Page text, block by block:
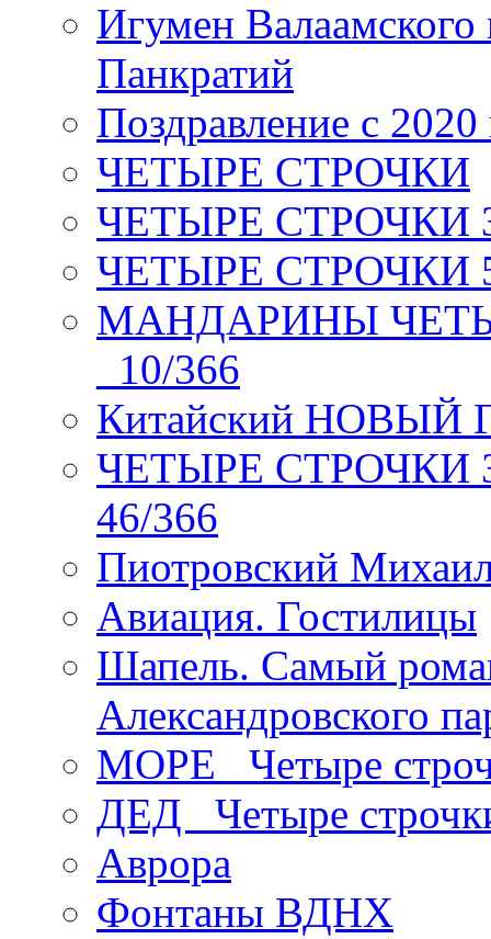
Игумен
Панкратий
Поздравление с 2020
ЧЕТЫРЕ СТРОЧКИ
ЧЕТЫРЕ СТРОЧКИ 3
ЧЕТЫРЕ СТРОЧКИ 5
МАНДАРИНЫ
_10/366
Китайский НОВЫЙ
ЧЕТЫРЕ СТРОЧКИ
46/366
Пиотровский
Авиация. Гостилицы
Шапель. Самый
Александровского
МОРЕ _Четыре
ДЕД _Четыре
Аврора
Фонтаны ВДНХ